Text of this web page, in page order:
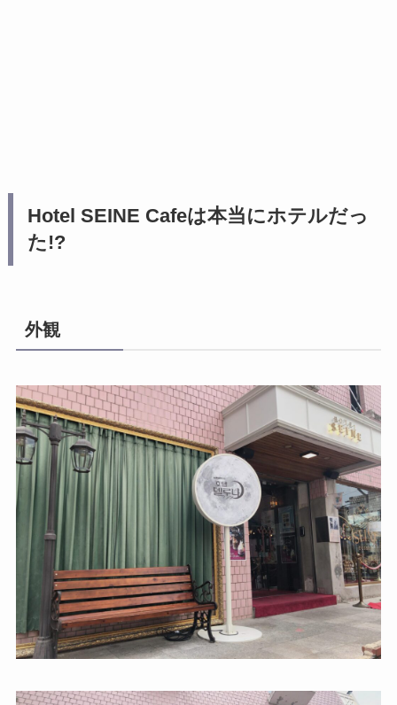
Hotel SEINE Cafeは本当にホテルだっ
た!?
外観